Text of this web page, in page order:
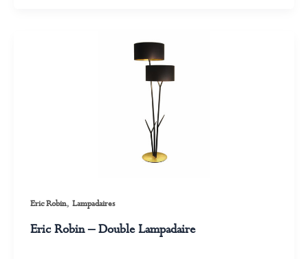
Eric Robin, Lampadaires
Eric Robin – Double Lampadaire